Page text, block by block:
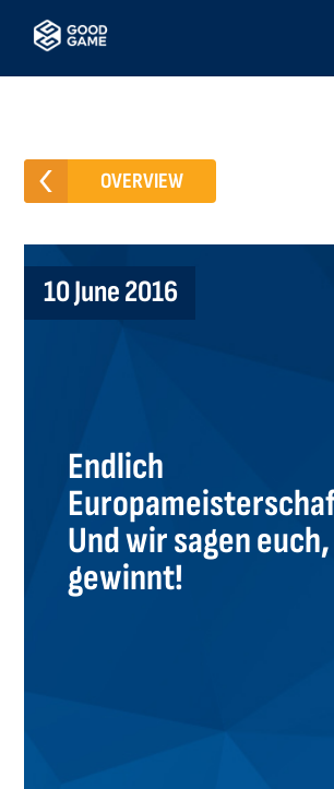
OVERVIEW
10 June 2016
Endlich
Und wir sagen
gewinnt!